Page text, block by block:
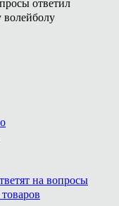
ответил
на вопросы